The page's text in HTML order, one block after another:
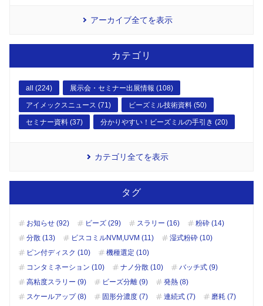
アーカイブ全てを表示
カテゴリ
all (224) 展示会・セミナー出展情報 (108)
アイメックスニュース (71) ビーズミル技術資料 (50)
セミナー資料 (37) 分かりやすい！ビーズミルの手引き (20)
カテゴリ全てを表示
タグ
お知らせ (92) ビーズ (29) スラリー (16)
粉砕 (14)
分散 (13)
ビスコミルNVM,UVM (11)
湿式粉砕 (10)
ピン付ディスク (10)
機種選定 (10)
コンタミネーション (10)
ナノ分散 (10)
バッチ式 (9)
高粘度スラリー (9)
ビーズ分離 (9)
発熱 (8)
スケールアップ (8)
固形分濃度 (7) 連続式 (7)
磨耗 (7)